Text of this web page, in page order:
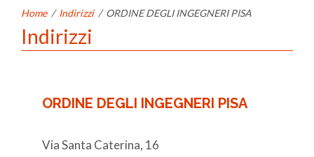
Home / Indirizzi / ORDINE DEGLI INGEGNERI PISA
Indirizzi
ORDINE DEGLI INGEGNERI PISA
Via Santa Caterina, 16